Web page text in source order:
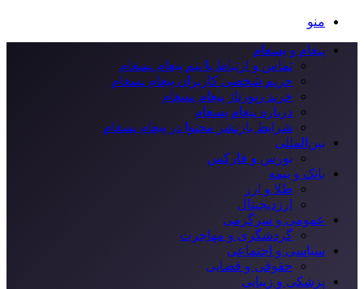
منو
پیغام و پسغام
تماس و ارتباط با تیم پیغام پسغام
حریم شخصی کاربران پیغام پسغام
خرید رپورتاژ پیغام پسغام
درباره پیغام پسغام
شرایط بازنشر محتوا در پیغام پسغام
بین‌المللی
بورس و فارکس
بانک و بیمه
طلا و ارز
ارزدیجیتال
عمومی و سرگرمی
گردشگری و مهاجرت
سیاسی و اجتماعی
حقوقی و قضایی
پزشکی و زیبایی